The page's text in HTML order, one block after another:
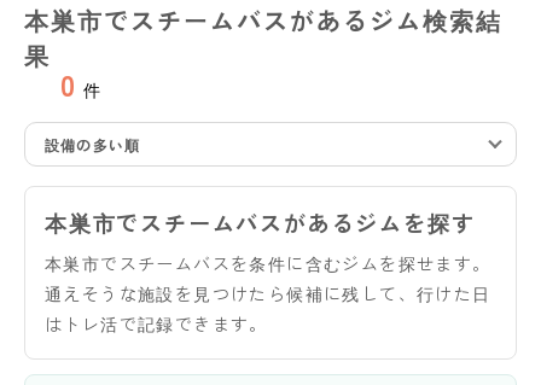
本巣市でスチームバスがあるジム検索結
果
0 件
設備の多い順
本巣市でスチームバスがあるジムを探す
本巣市でスチームバスを条件に含むジムを探せます。
通えそうな施設を見つけたら候補に残して、行けた日
はトレ活で記録できます。